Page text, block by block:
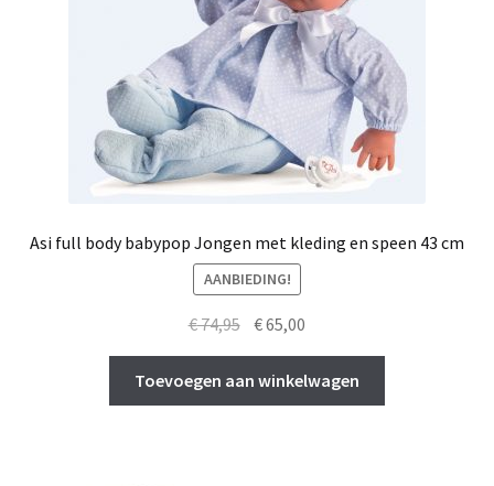
Asi full body babypop Jongen met kleding en speen 43 cm
AANBIEDING!
€74,95 Oorspronkelijke
prijs
was:
€ 74,95.
€65,00
prijs
is:
€ 65,00.
Toevoegen aan winkelwagen